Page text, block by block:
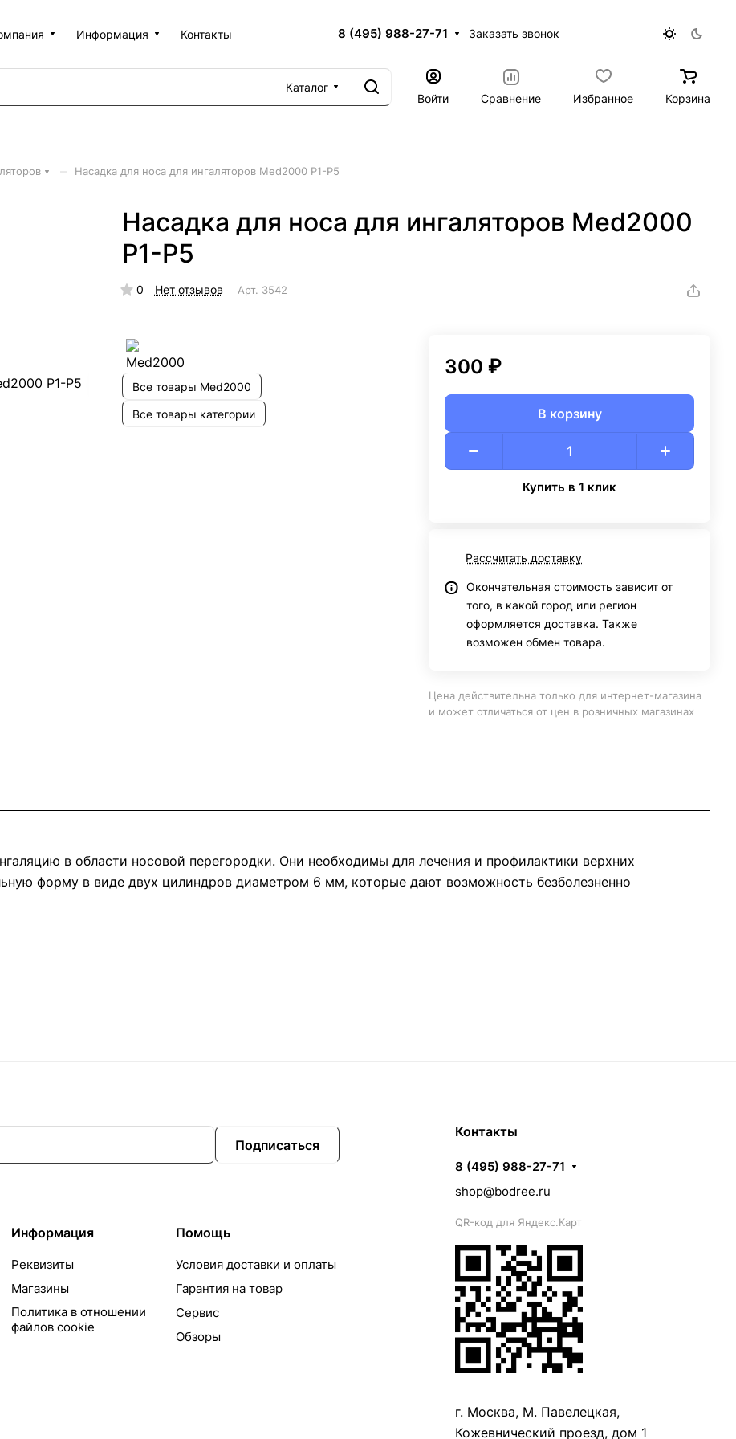
Информация Контакты 8 (495) 988-27-71 Заказать звонок
Каталог
Войти
Сравнение Избранное Корзина
Насадка для носа для ингаляторов Med2000 P1-P5
Насадка для носа для ингаляторов Med2000
P1-P5
0 Нет отзывов Арт. 3542
Все товары Med2000
Все товары категории
300 ₽
В корзину
Купить в 1 клик
Рассчитать доставку
Окончательная стоимость зависит от
того, в какой город или регион
оформляется доставка. Также
возможен обмен товара.
Цена действительна только для интернет-магазина
и может отличаться от цен в розничных магазинах
в области носовой перегородки. Они необходимы для лечения и профилактики верхних
форму в виде двух цилиндров диаметром 6 мм, которые дают возможность безболезненно
Подписаться
Информация
Реквизиты
Магазины
Политика в отношении
файлов cookie
Помощь
Условия доставки и оплаты
Гарантия на товар
Сервис
Обзоры
Контакты
8 (495) 988-27-71
shop@bodree.ru
QR-код для Яндекс.Карт
г. Москва, М. Павелецкая,
Кожевнический проезд, дом 1